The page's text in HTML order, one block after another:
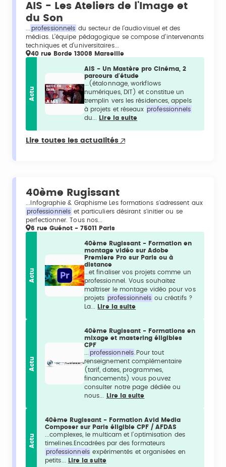
AIS - Les Ateliers de l'Image et
du Son
professionnels du secteur de l’audiovisuel et des
médias. L’équipe pédagogique se compose d’intervenants
techniques et d’universitaires...
40 rue Borde 13008 Marseille
Actu
AIS - Un Mastère pro Cinéma, 2
parcours d'étude
...(étalonnage, workflows
numériques, DIT) et constitue un
tremplin vers les résidences, appels
à projets et réseaux professionnels
du...
Lire la suite
Lire toutes les actualités
40ème Rugissant
...Infographie & Graphisme Les formations s'adressent aux
professionnels et particuliers désirant s'initier ou se
perfectionner. Tous nos...
6 rue Guénot - 75011 Paris
Actu
40ème Rugissant - Formation en
montage vidéo sur Adobe
Premiere Pro sur Paris ou à
distance
...et finaliser vos projets comme un
professionnel. Vous souhaitez
maîtriser le montage vidéo pour vos
projets professionnels ou créatifs ?
La...
Lire la suite
Actu
40ème Rugissant - Formations en
mixage et mastering éligibles
CPF
professionnels .Pour tout
renseignement complémentaire
(tarif, dates, programmes,
financements) vous pouvez
consulter notre page dédiée ou
nous...
Lire la suite
Actu
40ème Rugissant - Formation Avid Media
Composer sur Paris éligible CPF / AFDAS
...complexes, le multicam et l’optimisation des
timelines.Encadrées par des formateurs
professionnels expérimentés et organisées en
petits...
Lire la suite